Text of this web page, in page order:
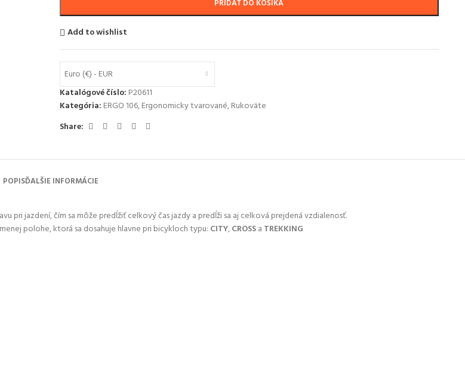
PRIDAŤ DO KOŠÍKA
Add to wishlist
Euro (€) - EUR
Katalógové číslo: P20611
Kategória: ERGO 106,Ergonomicky tvarované,Rukoväte
Share:
POPISĎALŠIE INFORMÁCIE
pri jazdení, čím sa môže predĺžiť celkový čas jazdy a predĺži sa aj celková prejdená vzdialenosť.
polohe, ktorá sa dosahuje hlavne pri bicykloch typu: CITY,CROSSa TREKKING